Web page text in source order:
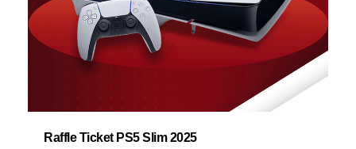
Raffle Ticket PS5 Slim 2025